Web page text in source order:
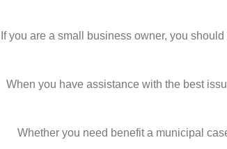
If you are a small business owner, you
When you have assistance with the best
Whether you need benefit a municipal